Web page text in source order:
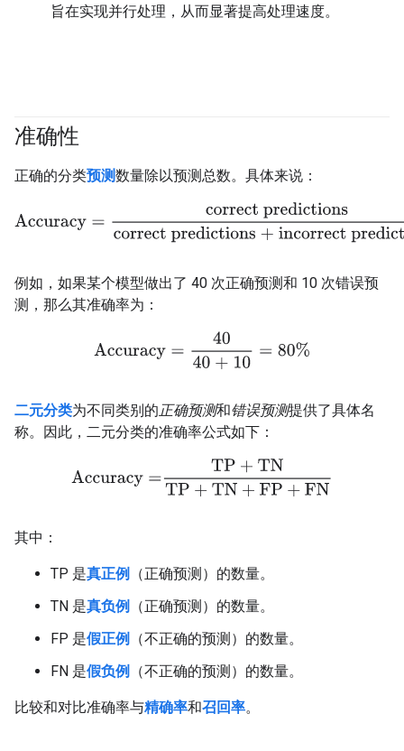
旨在实现并行处理，从而显著提高处理速度。
准确性
正确的分类预测数量除以预测总数。具体来说：
Accuracy correct predictions + incorrect
例如，如果某个模型做出了 40 次正确预测和 10 次错误预
测，那么其准确率为：
40 + 10
二元分类为不同类别的 正确预测和错误预测提供了具体名
称。因此，二元分类的准确率公式如下：
TP+TN +FP+
其中：
TP 是真正例
（正确预测）的数量。
TN 是真负例
（正确预测）的数量。
FP 是假正例
（不正确的预测）的数量。
FN 是假负例 （不正确的预测）的数量。
比较和对比准确率与精确率和召回率。